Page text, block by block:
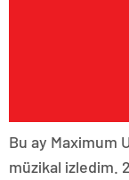
Bu ay Maximum
müzikal izledim.